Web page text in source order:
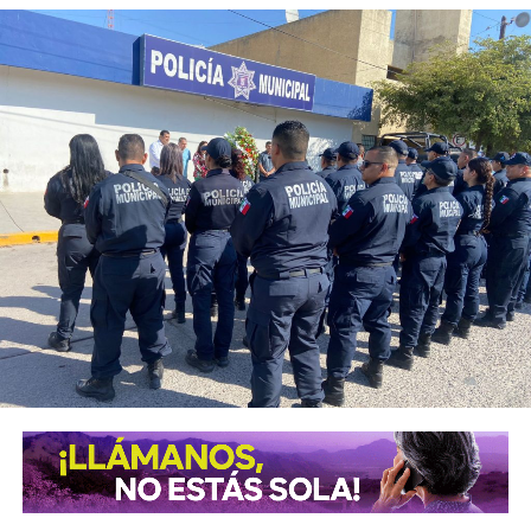
vez que concluyan las diligencias.
En paralelo, la
Fiscalía General del Estado de San Luis
Potosí (FGESLP)abrió su propia indagatoria sobre el
mismo caso, sin que mediara denuncia. “Por las redes es
un acto que se puede hacer de oficio y nosotros lo
estamos haciendo”, informó la fiscal generalMaría
Manuela García Cázares
.
La fiscal ubicó el lugar donde fueron captados los
elementos como un punto identificado por las autoridades